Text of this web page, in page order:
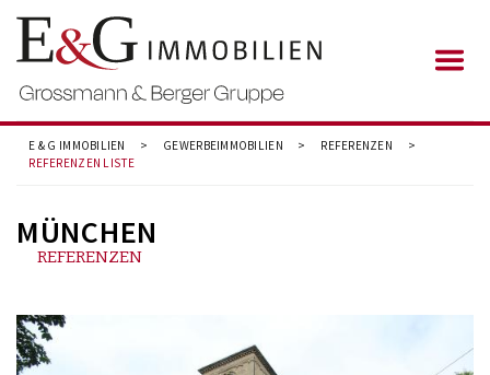
E & G IMMOBILIEN > GEWERBEIMMOBILIEN > REFERENZEN
>
REFERENZEN LISTE
MÜNCHEN
REFERENZEN